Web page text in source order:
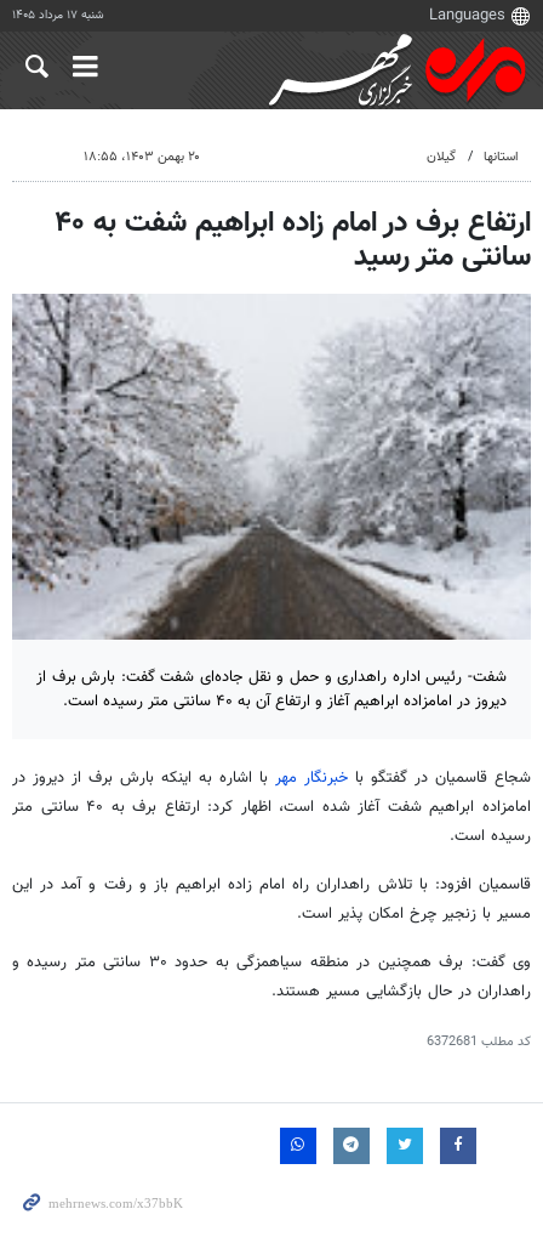
شنبه ۱۷ مرداد ۱۴۰۵
استانها گیلان ۲۰ بهمن ۱۴۰۳، ۱۸:۵۵
ارتفاع برف در امام زاده ابراهیم شفت به ۴۰
سانتی متر رسید
شفت- رئیس اداره راهداری و حمل و نقل جاده‌ای شفت گفت: بارش برف از
دیروز در امامزاده ابراهیم آغاز و ارتفاع آن به ۴۰ سانتی متر رسیده است.
شجاع قاسمیان در گفتگو با خبرنگار مهر با اشاره به اینکه بارش برف از دیروز در
امامزاده ابراهیمشفت
آغاز شده است، اظهار کرد: ارتفاع برف به ۴۰ سانتی متر
رسیده است.
قاسمیان افزود: با تلاش راهداران راه امام زاده ابراهیم باز و رفت و آمد در این
مسیر با زنجیر چرخ امکان پذیر است.
وی گفت: برف همچنین در منطقه سیاهمزگی
به حدود ۳۰ سانتی متر رسیده و
راهداران در حال بازگشایی مسیر هستند.
کد مطلب 6372681